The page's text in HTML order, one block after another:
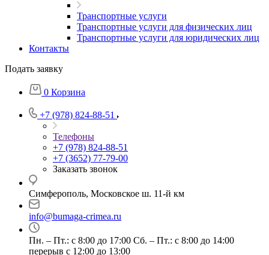
Транспортные услуги
Транспортные услуги для физических лиц
Транспортные услуги для юридических лиц
Контакты
Подать заявку
0 Корзина
+7 (978) 824-88-51
Телефоны
+7 (978) 824-88-51
+7 (3652) 77-79-00
Заказать звонок
Симферополь, Московское ш. 11-й км
info@bumaga-crimea.ru
Пн. – Пт.: с 8:00 до 17:00 Сб. – Пт.: с 8:00 до 14:00
перерыв с 12:00 до 13:00